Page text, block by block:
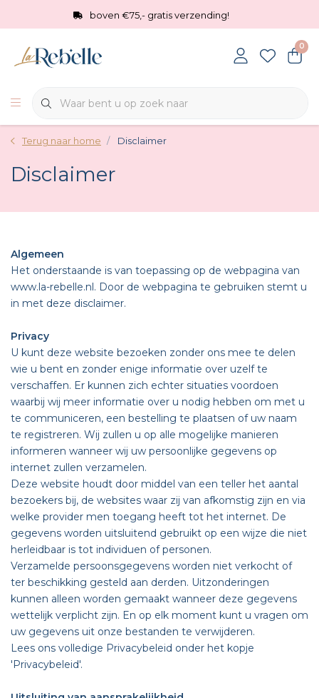
boven €75,- gratis verzending!
0
Terug naar home Disclaimer
Disclaimer
Algemeen
Het onderstaande is van toepassing op de webpagina van
www.la-rebelle.nl. Door de webpagina te gebruiken stemt u
in met deze disclaimer.
Privacy
U kunt deze website bezoeken zonder ons mee te delen
wie u bent en zonder enige informatie over uzelf te
verschaffen. Er kunnen zich echter situaties voordoen
waarbij wij meer informatie over u nodig hebben om met u
te communiceren, een bestelling te plaatsen of uw naam
te registreren. Wij zullen u op alle mogelijke manieren
informeren wanneer wij uw persoonlijke gegevens op
internet zullen verzamelen.
Deze website houdt door middel van een teller het aantal
bezoekers bij, de websites waar zij van afkomstig zijn en via
welke provider men toegang heeft tot het internet. De
gegevens worden uitsluitend gebruikt op een wijze die niet
herleidbaar is tot individuen of personen.
Verzamelde persoonsgegevens worden niet verkocht of
ter beschikking gesteld aan derden. Uitzonderingen
kunnen alleen worden gemaakt wanneer deze gegevens
wettelijk verplicht zijn. En op elk moment kunt u vragen om
uw gegevens uit onze bestanden te verwijderen.
Lees ons volledige Privacybeleid onder het kopje
'Privacybeleid'.